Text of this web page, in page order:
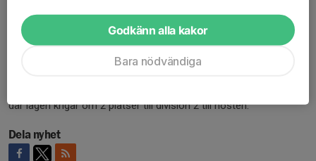
Lagmatcherna spelas i 3 matcher, där laget får 1 poäng per
matchvinst och 1 extra lagpoäng om man vinner med 2-1 eller
där lagen krigar om 2 platser till division 2 till hösten.
Dela nyhet
Godkänn alla kakor
Bara nödvändiga